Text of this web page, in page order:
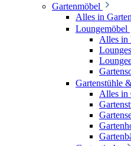
Gartenmöbel
Alles in
Loungemöbel
Alles in
Gartenstühle
Alles in